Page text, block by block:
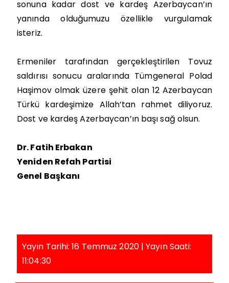
sonuna kadar dost ve kardeş Azerbaycan’ın
yanında olduğumuzu özellikle vurgulamak
isteriz.
Ermeniler tarafından gerçekleştirilen Tovuz
saldırısı sonucu aralarında Tümgeneral Polad
Haşimov olmak üzere şehit olan 12 Azerbaycan
Türkü kardeşimize Allah’tan rahmet diliyoruz.
Dost ve kardeş Azerbaycan’ın başı sağ olsun.
Dr. Fatih Erbakan
Yeniden Refah Partisi
Genel Başkanı
Yayın Tarihi: 16 Temmuz 2020 | Yayın Saati:
11:04:30